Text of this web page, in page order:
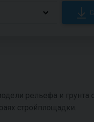
рельефа и грунта
стройплощадки.